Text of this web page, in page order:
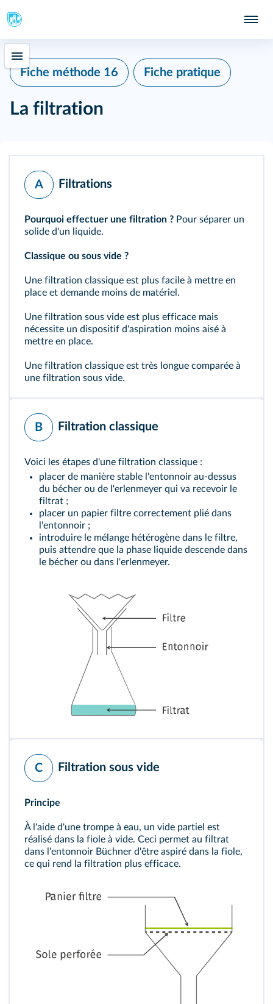
Fiche méthode 16 Fiche pratique
La filtration
A Filtrations
Pourquoi effectuer une filtration ? Pour séparer un
solide d'un liquide.
Classique ou sous vide ?
Une filtration classique est plus facile à mettre en
place et demande moins de matériel.
Une filtration sous vide est plus efficace mais
nécessite un dispositif d'aspiration moins aisé à
mettre en place.
Une filtration classique est très longue comparée à
une filtration sous vide.
B Filtration classique
Voici les étapes d'une filtration classique :
placer de manière stable l'entonnoir au-dessus
du bécher ou de l'erlenmeyer qui va recevoir le
filtrat ;
placer un papier filtre correctement plié dans
l'entonnoir ;
introduire le mélange hétérogène dans le filtre,
puis attendre que la phase liquide descende dans
le bécher ou dans l'erlenmeyer.
C Filtration sous vide
Principe
À l'aide d'une trompe à eau, un vide partiel est
réalisé dans la fiole à vide. Ceci permet au filtrat
dans l'entonnoir Büchner d'être aspiré dans la fiole,
ce qui rend la filtration plus efficace.